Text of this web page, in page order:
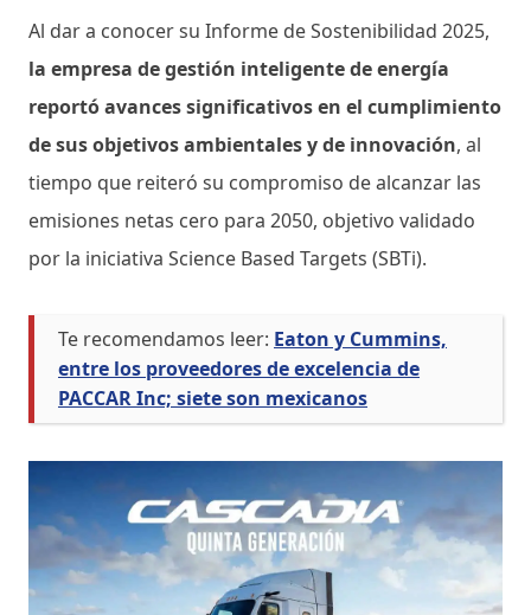
Al dar a conocer su Informe de Sostenibilidad 2025,
la empresa de gestión inteligente de energía
reportó avances significativos en el cumplimiento
de sus objetivos ambientales y de innovación, al
tiempo que reiteró su compromiso de alcanzar las
emisiones netas cero para 2050, objetivo validado
por la iniciativa Science Based Targets (SBTi).
Te recomendamos leer: Eaton y Cummins,
entre los proveedores de excelencia de
PACCAR Inc; siete son mexicanos